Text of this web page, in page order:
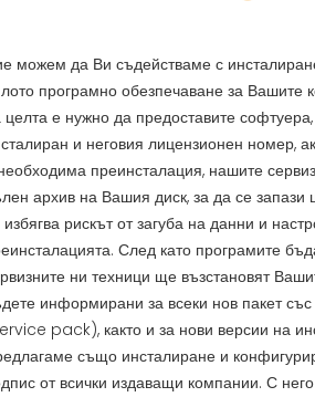
можем да Ви съдействаме с
програмно обезпечаване за Вашите
целта е нужно да предоставите
и неговия лицензионен номер,
преинсталация, нашите
архив на Вашия диск, за да се
избягва рискът от загуба на данни и
След като програмите
ни техници ще възстановят
информирани за всеки нов пакет
pack), както и за нови версии на
също инсталиране и
от всички издаващи компании. С